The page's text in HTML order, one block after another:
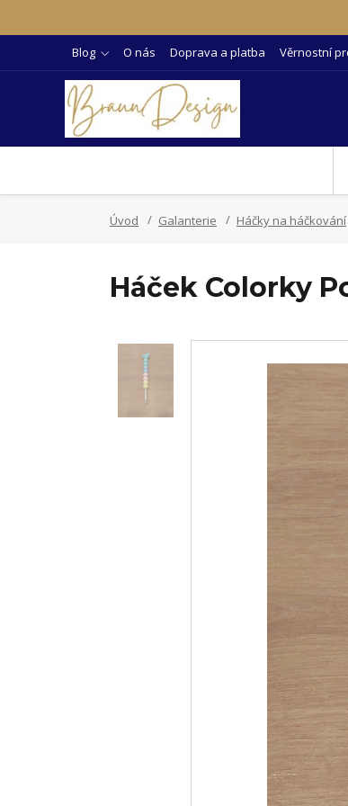
Blog O nás Doprava a platba Věrnostní
Úvod Galanterie Háčky na háčkování
Háček Colorky